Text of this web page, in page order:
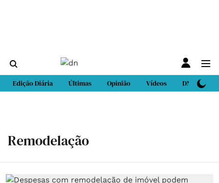
Edição Diária Últimas Opinião Vídeos DN Sport
Remodelação